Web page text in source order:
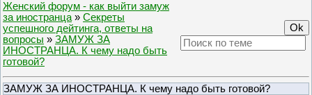
Женский форум - как выйти замуж
за иностранца » Секреты
успешного дейтинга, ответы на
вопросы » ЗАМУЖ ЗА
ИНОСТРАНЦА. К чему надо быть
готовой?
ЗАМУЖ ЗА ИНОСТРАНЦА. К чему надо быть готовой?